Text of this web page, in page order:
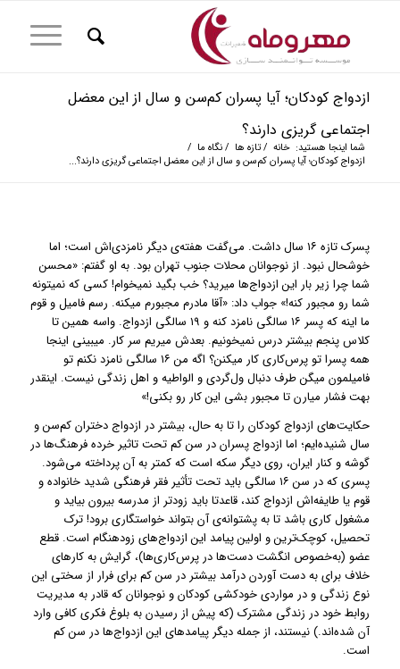
ازدواج کودکان؛ آیا پسران کم‌سن و سال از این معضل
اجتماعی گریزی دارند؟
شما اینجا هستید: خانه / تازه ها / نگاه ما /
ازدواج کودکان؛ آیا پسران کم‌سن و سال از این معضل اجتماعی گریزی دارند؟...
پسرک تازه ۱۶ سال داشت. می‌گفت هفته‌ی دیگر نامزدی‌اش است؛ اما
خوشحال نبود. از نوجوانان محلات جنوب تهران بود. به او گفتم: «محسن
شما چرا زیر بار این ازدواج‌ها میرید؟ خب بگید نمیخوام! کسی که نمیتونه
شما رو مجبور کنه!» جواب داد: «آقا مادرم مجبورم میکنه. رسم فامیل و قوم
ما اینه که پسر ۱۶ سالگی نامزد کنه و ۱۹ سالگی ازدواج. واسه همین تا
کلاس پنجم بیشتر درس نمیخونیم. بعدش میریم سر کار. میبینی اینجا
همه پسرا تو پرس‌کاری کار میکنن؟ اگه من ۱۶ سالگی نامزد نکنم تو
فامیلمون میگن طرف دنبال ول‌گردی و الواطیه و اهل زندگی نیست. اینقدر
بهت فشار میارن تا مجبور بشی این کار رو بکنی!»
حکایت‌های ازدواج کودکان را تا به حال، بیشتر در ازدواج دختران کم‌سن و
سال شنیده‌ایم؛ اما ازدواج پسران در سن کم تحت تاثیر خرده فرهنگ‌ها در
گوشه و کنار ایران، روی دیگر سکه است که کمتر به آن پرداخته می‌شود.
پسری که در سن ۱۶ سالگی باید تحت تأثیر فقر فرهنگی شدید خانواده و
قوم یا طایفه‌اش ازدواج کند، قاعدتا باید زودتر از مدرسه بیرون بیاید و
مشغول کاری باشد تا به پشتوانه‌ی آن بتواند خواستگاری برود! ترک
تحصیل، کوچک‌ترین و اولین پیامد این ازدواج‌های زودهنگام است. قطع
عضو (به‌خصوص انگشت دست‌ها در پرس‌کاری‌ها)، گرایش به کارهای
خلاف برای به دست آوردن درآمد بیشتر در سن کم برای فرار از سختی این
نوع زندگی و در مواردی خودکشی کودکان و نوجوانان که قادر به مدیریت
روابط خود در زندگی مشترک (که پیش از رسیدن به بلوغ فکری کافی وارد
آن شده‌اند.) نیستند، از جمله دیگر پیامدهای این ازدواج‌ها در سن کم
است.